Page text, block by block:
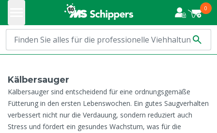
0
Kälbersauger
Kälbersauger sind entscheidend für eine ordnungsgemäße
Fütterung in den ersten Lebenswochen. Ein gutes Saugverhalten
verbessert nicht nur die Verdauung, sondern reduziert auch
Stress und fördert ein gesundes Wachstum, was für die